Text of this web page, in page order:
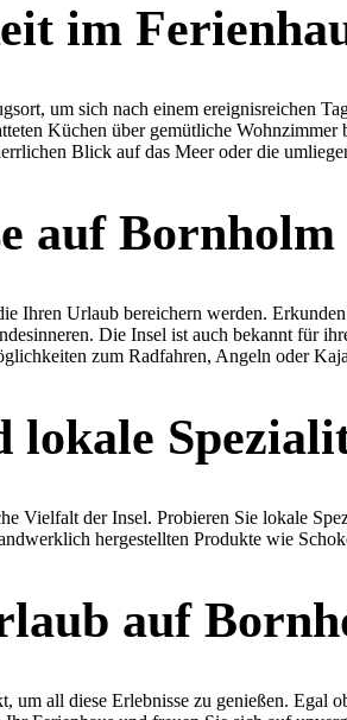
im
um sich nach einem ereignisreichen
Küchen über gemütliche
Blick auf das Meer oder die
auf Bornholm
Urlaub bereichern werden.
Die Insel ist auch bekannt für
zum Radfahren, Angeln oder
lokale
Vielfalt der Insel. Probieren Sie lokale
hergestellten Produkte wie
auf
all diese Erlebnisse zu genießen.